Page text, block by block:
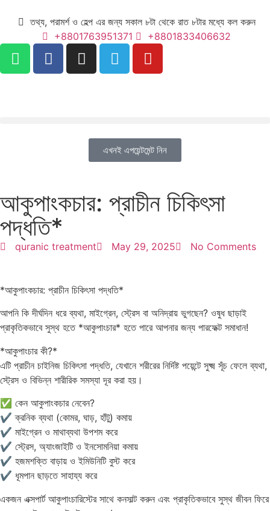
তথ্য, পরামর্শ ও হেল্প এর জন্য সকাল ৮টা থেকে রাত ৮টার মধ্যে কল করুন
+8801763951371
+8801833406632
এখনই এপয়েন্টমেন্ট নিন
আকুপাংকচার: প্রাচীন চিকিৎসা
পদ্ধতি*
quranic treatment May 29, 2025 No Comments
*আকুপাংকচার: প্রাচীন চিকিৎসা পদ্ধতি*
আপনি কি দীর্ঘদিন ধরে ব্যথা, মাইগ্রেন, স্ট্রেস বা অনিদ্রায় ভুগছেন? ওষুধ ছাড়াই
প্রাকৃতিকভাবে সুস্থ হতে *আকুপাংচার* হতে পারে আপনার জন্য পারফেক্ট সমাধান!
*আকুপাংচার কী?*
এটি প্রাচীন চাইনিজ চিকিৎসা পদ্ধতি, যেখানে শরীরের নির্দিষ্ট পয়েন্টে সুক্ষ্ম সূঁচ ফেলে ব্যথা,
স্ট্রেস ও বিভিন্ন শারীরিক সমস্যা দূর করা হয়।
✅ কেন আকুপাংকচার নেবেন?
✔️ ক্রনিক ব্যথা (কোমর, ঘাড়, হাঁটু) কমায়
✔️ মাইগ্রেন ও মাথাব্যথা উপশম করে
✔️ স্ট্রেস, অ্যাংজাইটি ও ইনসোমনিয়া কমায়
✔️ হজমশক্তি বাড়ায় ও ইমিউনিটি বুস্ট করে
✔️ ধূমপান ছাড়তে সাহায্য করে
একজন এক্সপার্ট আকুপাংচারিস্টের সাথে কনসাল্ট করুন এবং প্রাকৃতিকভাবে সুস্থ জীবন ফিরে